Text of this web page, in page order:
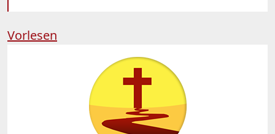
Vorlesen